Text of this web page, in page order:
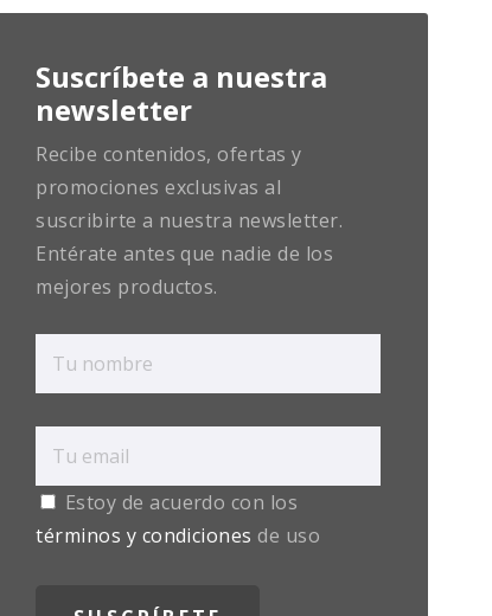
Suscríbete a nuestra
newsletter
Recibe contenidos, ofertas y
promociones exclusivas al
suscribirte a nuestra newsletter.
Entérate antes que nadie de los
mejores productos.
Estoy de acuerdo con los
términos y condiciones de uso